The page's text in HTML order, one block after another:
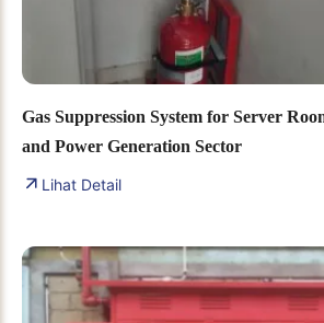
Gas Suppression System for Server
and Power Generation Sector
Lihat Detail